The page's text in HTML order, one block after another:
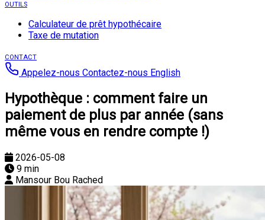
OUTILS
Calculateur de prêt hypothécaire
Taxe de mutation
CONTACT
Appelez-nous Contactez-nous English
Hypothèque : comment faire un
paiement de plus par année (sans
même vous en rendre compte !)
2026-05-08
9 min
Mansour Bou Rached